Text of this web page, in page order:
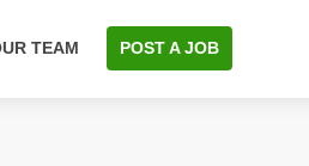
TEAM POST A JOB